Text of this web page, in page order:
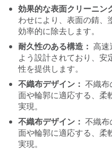
効果的な表面クリーニン
わせにより、表面の錆、
効率的に除去します。
耐久性のある構造： 高速
よう設計されており、安
性を提供します。
不織布デザイン： 不織布
面や輪郭に適応する、柔
実現。
不織布デザイン： 不織布
面や輪郭に適応する、柔
実現。